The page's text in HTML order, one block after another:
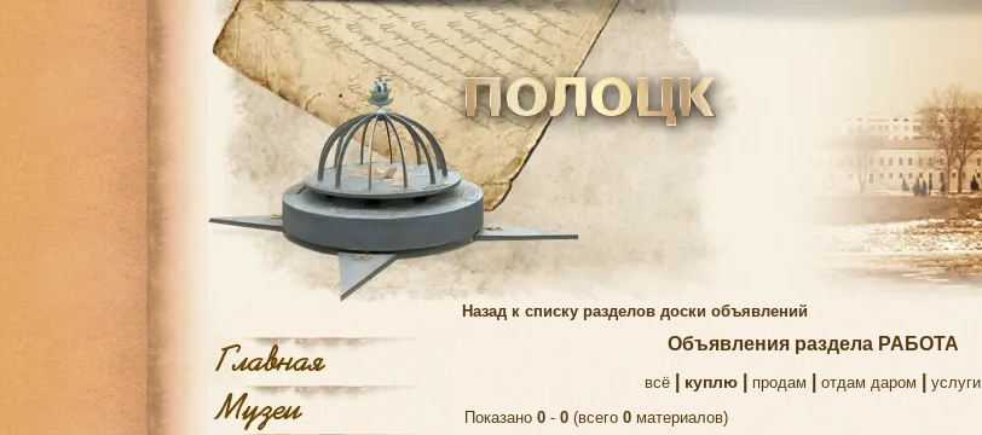
Назад к списку разделов доски объявлений
Объявления раздела РАБОТА
всё куплю продам отдам даром
услуги
Показано 0 - 0 (всего 0 материалов)